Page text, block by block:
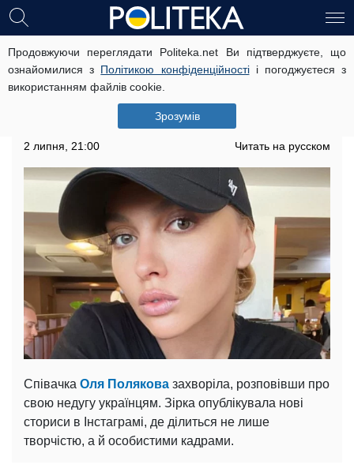
Продовжуючи переглядати Politeka.net Ви підтверджуєте, що
ознайомилися з Політикою конфіденційностіі погоджуєтеся з
використанням файлів cookie.
Зрозумів
Полякова серйозно захворіла,
з'явилися подробиці: "Я жахливо..."
Співачка Оля Полякова розповіла про свою
хворобу, поділившись кадрами.
2 липня, 21:00 Читать на русском
Співачка Оля Полякова захворіла, розповівши про
свою недугу українцям. Зірка опублікувала нові
сториси в Інстаграмі, де ділиться не лише
творчістю, а й особистими кадрами.